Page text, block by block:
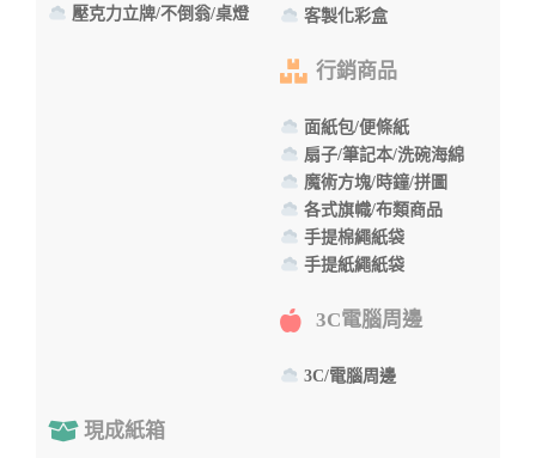
壓克力立牌/不倒翁/桌燈
客製化彩盒
行銷商品
面紙包/便條紙
扇子/筆記本/洗碗海綿
魔術方塊/時鐘/拼圖
各式旗幟/布類商品
手提棉繩紙袋
手提紙繩紙袋
3C電腦周邊
3C/電腦周邊
現成紙箱